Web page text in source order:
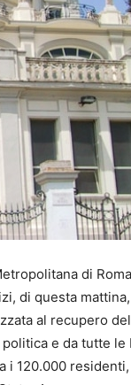
di
di questa
al recupero
e da tutte
i 120.000